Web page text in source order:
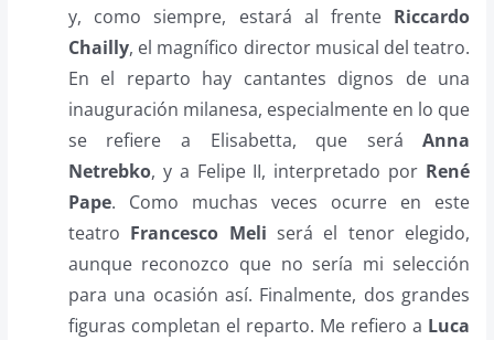
y, como siempre, estará al frente Riccardo
Chailly, el magnífico director musical del teatro.
En el reparto hay cantantes dignos de una
inauguración milanesa, especialmente en lo que
se refiere a Elisabetta, que seráAnna
Netrebko, y a Felipe II, interpretado por René
Pape. Como muchas veces ocurre en este
teatro Francesco Meli será el tenor elegido,
aunque reconozco que no sería mi selección
para una ocasión así. Finalmente, dos grandes
figuras completan el reparto. Me refiero a Luca